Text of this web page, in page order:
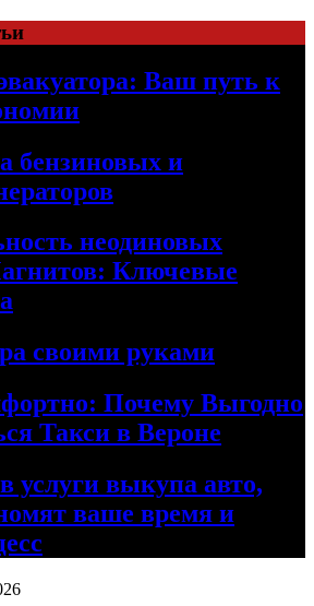
Ваш путь к
бензиновых и
неодиновых
Ключевые
своими руками
Почему Выгодно
Такси в Вероне
услуги выкупа авто,
ваше время и